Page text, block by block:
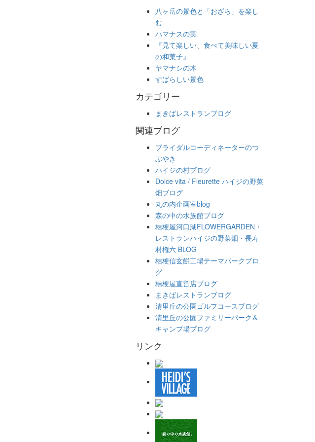
八ヶ岳の景色と「おざら」を楽し
む
ハマナスの実
『見て楽しい、食べて美味しい夏
の和菓子』
ヤマナシの木
すばらしい景色
カテゴリー
まきばレストランブログ
関連ブログ
ブライダルコーディネーターのつ
ぶやき
ハイジの村ブログ
Dolce vita / Fleurette ハイジの野菜
畑ブログ
丸の内企画室blog
森の中の水族館ブログ
桔梗屋河口湖FLOWERGARDEN・
レストランハイジの野菜畑・長寿
村権六 BLOG
桔梗信玄餅工場テーマパークブロ
グ
桔梗屋直営店ブログ
まきばレストランブログ
清里丘の公園ゴルフコースブログ
清里丘の公園ファミリーパーク＆
キャンプ場ブログ
リンク